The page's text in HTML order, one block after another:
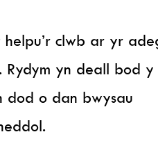
clwb ar yr
Rydym yn deall bod y
dod o dan bwysau